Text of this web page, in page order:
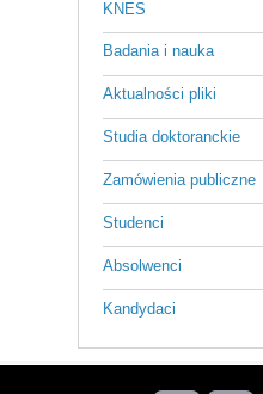
KNES
Badania i nauka
Aktualności pliki
Studia doktoranckie
Zamówienia publiczne
Studenci
Absolwenci
Kandydaci